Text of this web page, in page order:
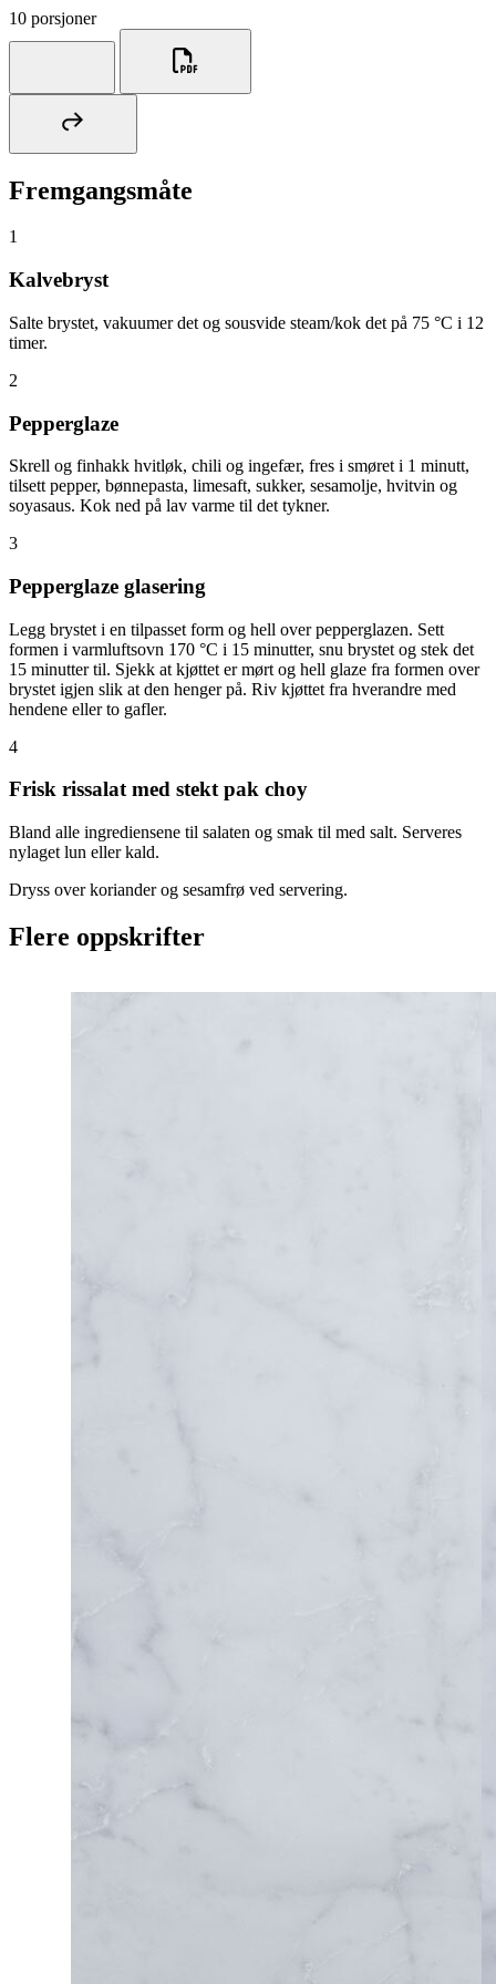
10 porsjoner
Fremgangsmåte
1
Kalvebryst
Salte brystet, vakuumer det og sousvide steam/kok det på 75 °C i 12
timer.
2
Pepperglaze
Skrell og finhakk hvitløk, chili og ingefær, fres i smøret i 1 minutt,
tilsett pepper, bønnepasta, limesaft, sukker, sesamolje, hvitvin og
soyasaus. Kok ned på lav varme til det tykner.
3
Pepperglaze glasering
Legg brystet i en tilpasset form og hell over pepperglazen. Sett
formen i varmluftsovn 170 °C i 15 minutter, snu brystet og stek det
15 minutter til. Sjekk at kjøttet er mørt og hell glaze fra formen over
brystet igjen slik at den henger på. Riv kjøttet fra hverandre med
hendene eller to gafler.
4
Frisk rissalat med stekt pak choy
Bland alle ingrediensene til salaten og smak til med salt. Serveres
nylaget lun eller kald.
Dryss over koriander og sesamfrø ved servering.
Flere oppskrifter